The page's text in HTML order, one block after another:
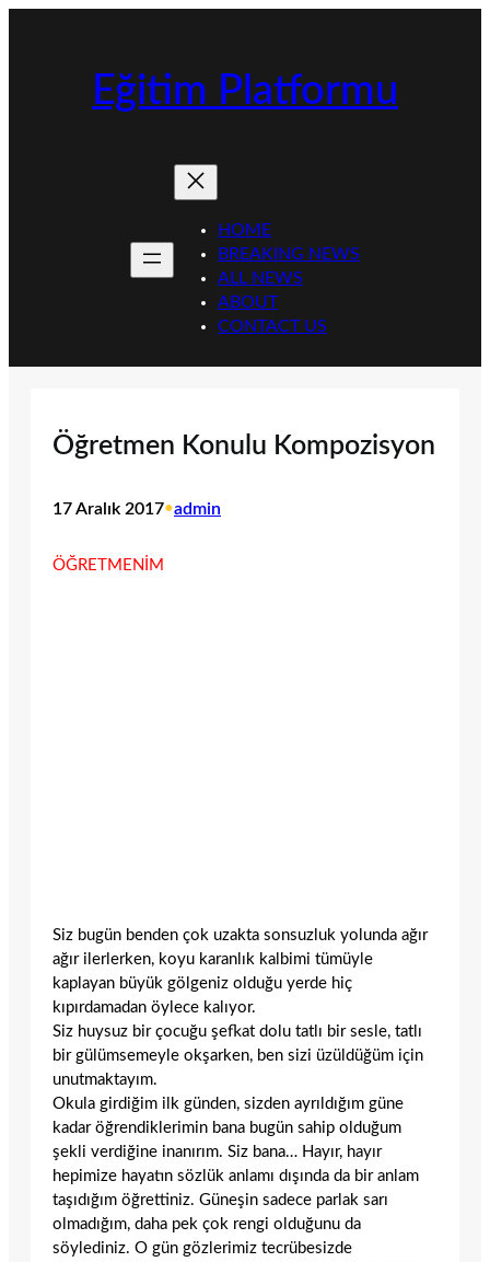
Eğitim Platformu
HOME
BREAKING NEWS
ALL NEWS
ABOUT
CONTACT US
Öğretmen Konulu Kompozisyon
17 Aralık 2017•admin
ÖĞRETMENİM
Siz bugün benden çok uzakta sonsuzluk yolunda ağır
ağır ilerlerken, koyu karanlık kalbimi tümüyle
kaplayan büyük gölgeniz olduğu yerde hiç
kıpırdamadan öylece kalıyor.
Siz huysuz bir çocuğu şefkat dolu tatlı bir sesle, tatlı
bir gülümsemeyle okşarken, ben sizi üzüldüğüm için
unutmaktayım.
Okula girdiğim ilk günden, sizden ayrıldığım güne
kadar öğrendiklerimin bana bugün sahip olduğum
şekli verdiğine inanırım. Siz bana… Hayır, hayır
hepimize hayatın sözlük anlamı dışında da bir anlam
taşıdığım öğrettiniz. Güneşin sadece parlak sarı
olmadığım, daha pek çok rengi olduğunu da
söylediniz. O gün gözlerimiz tecrübesizde